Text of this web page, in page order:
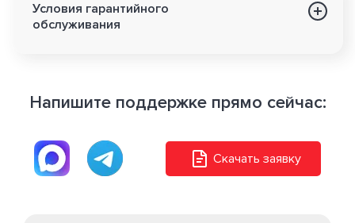
Условия гарантийного
обслуживания
Напишите поддержке прямо сейчас:
Скачать заявку